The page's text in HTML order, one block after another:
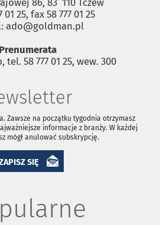
86, 83 ­ 110 Tczew
01 25, fax 58 777 01 25
ado@goldman.pl
Prenumerata
tel. 58 777 01 25, wew. 300
Zawsze na początku tygodnia otrzymasz
informacje z branży. W każdej
mógł anulować subskrypcję.
SIĘ